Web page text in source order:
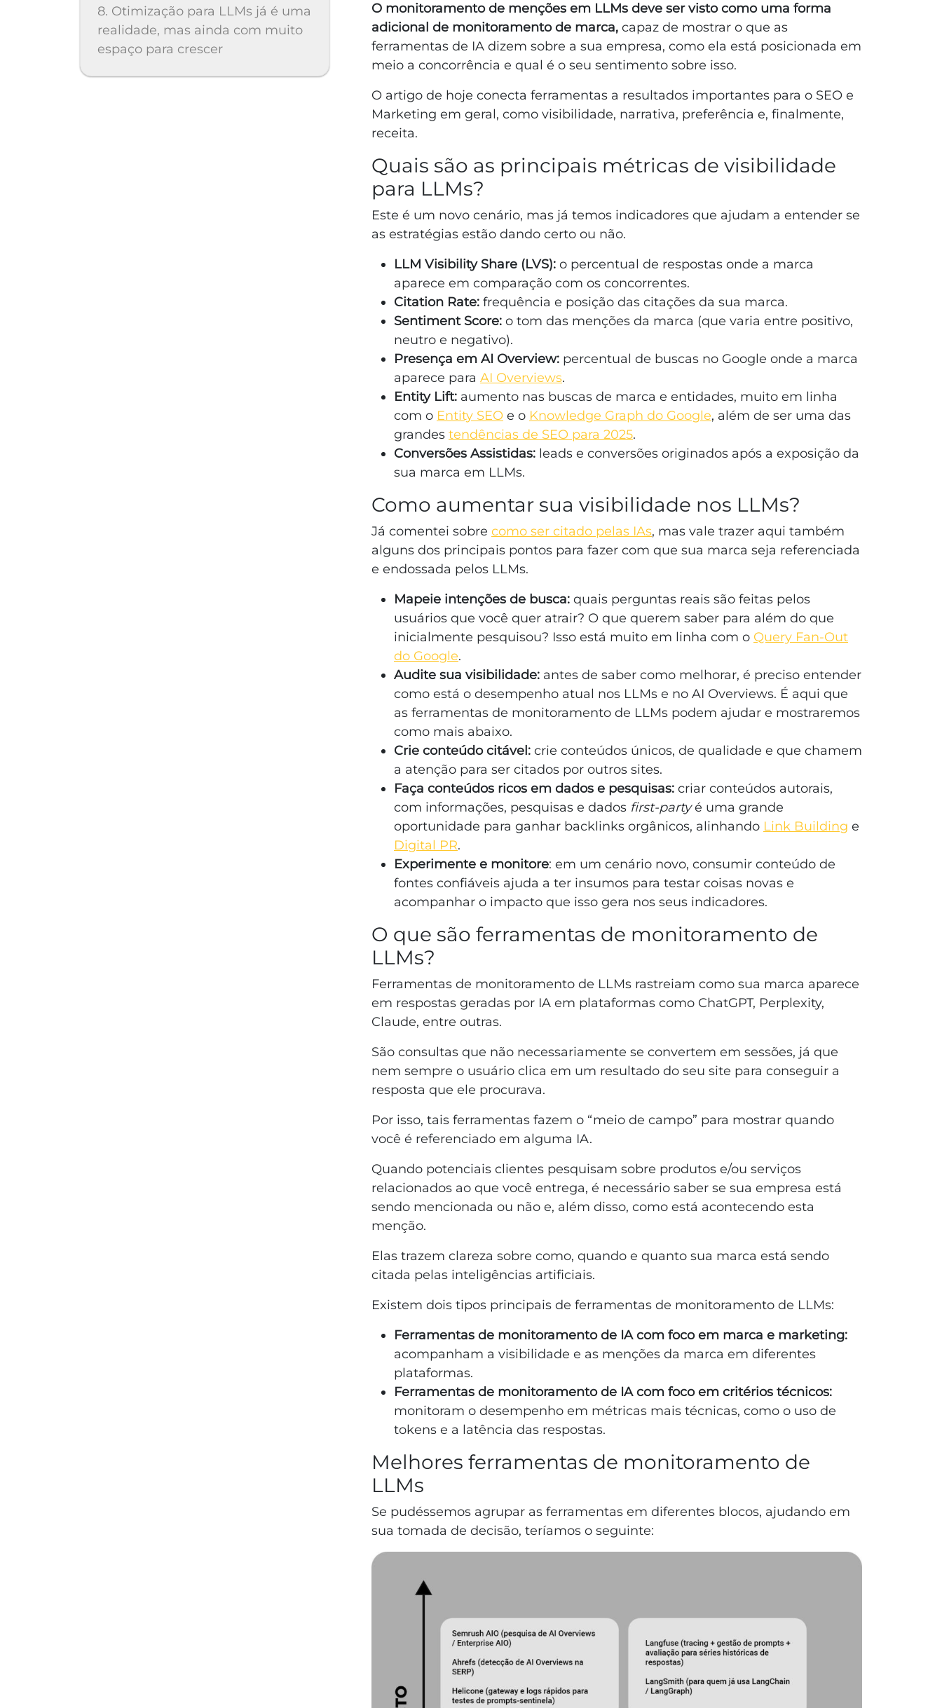
8. Otimização para LLMs já é uma
realidade, mas ainda com muito
espaço para crescer
O monitoramento de menções em LLMs deve ser visto como uma forma
adicional de monitoramento de marca, capaz de mostrar o que as
ferramentas de IA dizem sobre a sua empresa, como ela está posicionada em
meio a concorrência e qual é o seu sentimento sobre isso.
O artigo de hoje conecta ferramentas a resultados importantes para o SEO e
Marketing em geral, como visibilidade, narrativa, preferência e, finalmente,
receita.
Quais são as principais métricas de visibilidade
para LLMs?
Este é um novo cenário, mas já temos indicadores que ajudam a entender se
as estratégias estão dando certo ou não.
LLM Visibility Share (LVS): o percentual de respostas onde a marca
aparece em comparação com os concorrentes.
Citation Rate: frequência e posição das citações da sua marca.
Sentiment Score: o tom das menções da marca (que varia entre positivo,
neutro e negativo).
Presença em AI Overview: percentual de buscas no Google onde a marca
aparece para AI Overviews.
Entity Lift: aumento nas buscas de marca e entidades, muito em linha
com o Entity SEO e o Knowledge Graph do Google, além de ser uma das
grandes tendências de SEO para 2025.
Conversões Assistidas: leads e conversões originados após a exposição da
sua marca em LLMs.
Como aumentar sua visibilidade nos LLMs?
Já comentei sobre como ser citado pelas IAs, mas vale trazer aqui também
alguns dos principais pontos para fazer com que sua marca seja referenciada
e endossada pelos LLMs.
Mapeie intenções de busca: quais perguntas reais são feitas pelos
usuários que você quer atrair? O que querem saber para além do que
inicialmente pesquisou? Isso está muito em linha com o Query Fan-Out
do Google.
Audite sua visibilidade: antes de saber como melhorar, é preciso entender
como está o desempenho atual nos LLMs e no AI Overviews. É aqui que
as ferramentas de monitoramento de LLMs podem ajudar e mostraremos
como mais abaixo.
Crie conteúdo citável: crie conteúdos únicos, de qualidade e que chamem
a atenção para ser citados por outros sites.
Faça conteúdos ricos em dados e pesquisas: criar conteúdos autorais,
com informações, pesquisas e dados first-partyé uma grande
oportunidade para ganhar backlinks orgânicos, alinhando Link Building e
Digital PR.
Experimente e monitore: em um cenário novo, consumir conteúdo de
fontes confiáveis ajuda a ter insumos para testar coisas novas e
acompanhar o impacto que isso gera nos seus indicadores.
O que são ferramentas de monitoramento de
LLMs?
Ferramentas de monitoramento de LLMs rastreiam como sua marca aparece
em respostas geradas por IA em plataformas como ChatGPT, Perplexity,
Claude, entre outras.
São consultas que não necessariamente se convertem em sessões, já que
nem sempre o usuário clica em um resultado do seu site para conseguir a
resposta que ele procurava.
Por isso, tais ferramentas fazem o “meio de campo” para mostrar quando
você é referenciado em alguma IA.
Quando potenciais clientes pesquisam sobre produtos e/ou serviços
relacionados ao que você entrega, é necessário saber se sua empresa está
sendo mencionada ou não e, além disso, como está acontecendo esta
menção.
Elas trazem clareza sobre como, quando e quanto sua marca está sendo
citada pelas inteligências artificiais.
Existem dois tipos principais de ferramentas de monitoramento de LLMs:
Ferramentas de monitoramento de IA com foco em marca e marketing:
acompanham a visibilidade e as menções da marca em diferentes
plataformas.
Ferramentas de monitoramento de IA com foco em critérios técnicos:
monitoram o desempenho em métricas mais técnicas, como o uso de
tokens e a latência das respostas.
Melhores ferramentas de monitoramento de
LLMs
Se pudéssemos agrupar as ferramentas em diferentes blocos, ajudando em
sua tomada de decisão, teríamos o seguinte: